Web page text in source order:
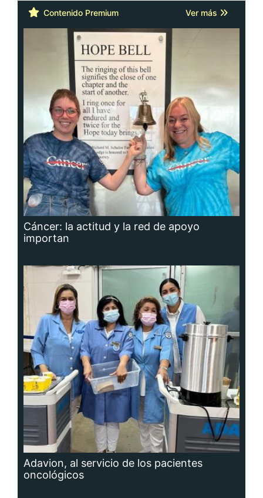
Contenido Premium Ver más
Cáncer: la actitud y la red de apoyo
importan
Adavion, al servicio de los pacientes
oncológicos